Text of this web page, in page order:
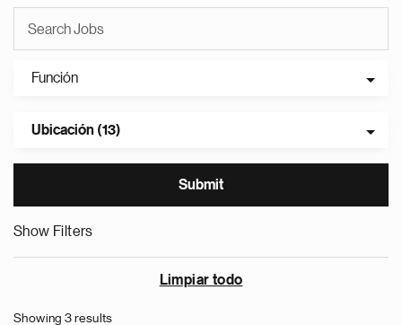
Función
Ubicación (13)
Show Filters
Limpiar todo
Showing 3 results